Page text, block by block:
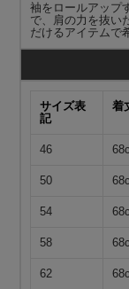
袖をロールアップ
で、肩の力を抜い
だけるアイテムで
サイズ表
記
着
46
50
54
58
62